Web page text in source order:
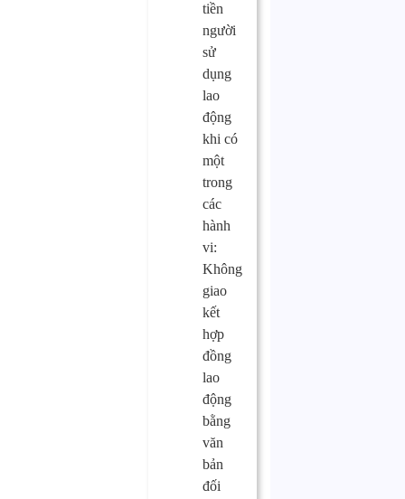
tiền
người
sử
dụng
lao
động
khi có
một
trong
các
hành
vi:
Không
giao
kết
hợp
đồng
lao
động
bằng
văn
bản
đối